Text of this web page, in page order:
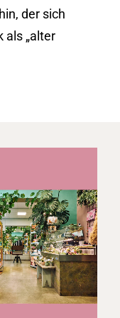
der sich
als „alter